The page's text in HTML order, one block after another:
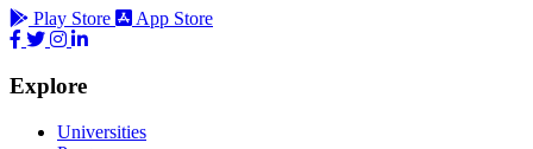
Play Store
App Store
Explore
Universities